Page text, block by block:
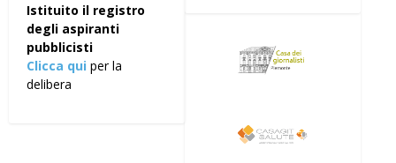
Istituito il registro
degli aspiranti
pubblicisti
Clicca qui per la
delibera